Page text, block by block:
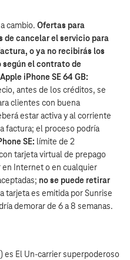
cambio. Ofertas para
cancelar el servicio para
o ya no recibirás los
según el contrato de
iPhone SE 64 GB:
antes de los créditos, se
clientes con buena
estar activa y al corriente
factura; el proceso podría
SE: límite de 2
tarjeta virtual de prepago
en Internet o en cualquier
no se puede retirar
tarjeta es emitida por Sunrise
demorar de 6 a 8 semanas.
es El Un‑carrier superpoderoso